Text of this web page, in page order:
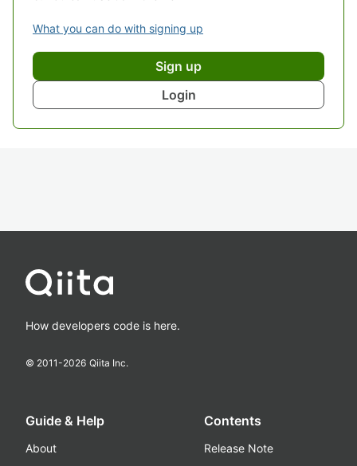
What you can do with signing up
Sign up
Login
How developers code is here.
© 2011-2026 Qiita Inc.
Guide & Help
About
Contents
Release Note